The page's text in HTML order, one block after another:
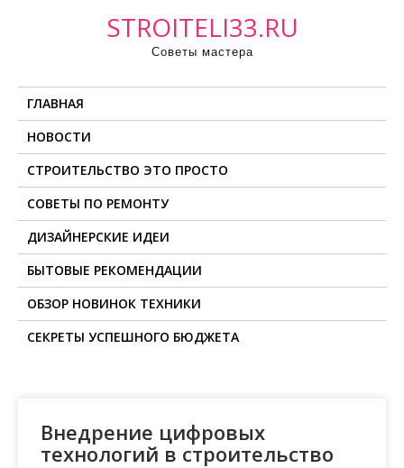
STROITELI33.RU
Советы мастера
ГЛАВНАЯ
НОВОСТИ
СТРОИТЕЛЬСТВО ЭТО ПРОСТО
СОВЕТЫ ПО РЕМОНТУ
ДИЗАЙНЕРСКИЕ ИДЕИ
БЫТОВЫЕ РЕКОМЕНДАЦИИ
ОБЗОР НОВИНОК ТЕХНИКИ
СЕКРЕТЫ УСПЕШНОГО БЮДЖЕТА
Внедрение цифровых
технологий в строительство